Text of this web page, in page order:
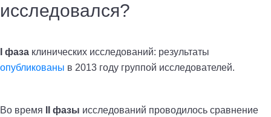
исследовался?
I фаза клинических исследований: результаты
опубликованы в 2013 году группой исследователей.
Во время II фазы исследований проводилось сравнение